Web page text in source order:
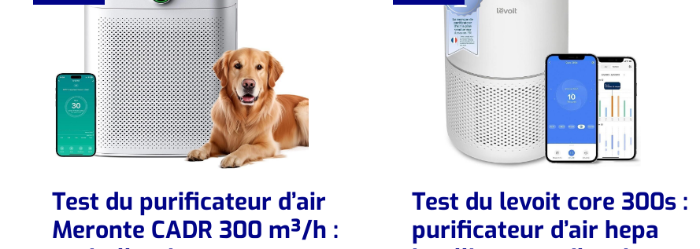
Test du purificateur d’air
Meronte CADR 300 m³/h :
Test du levoit core 300s :
purificateur d’air hepa